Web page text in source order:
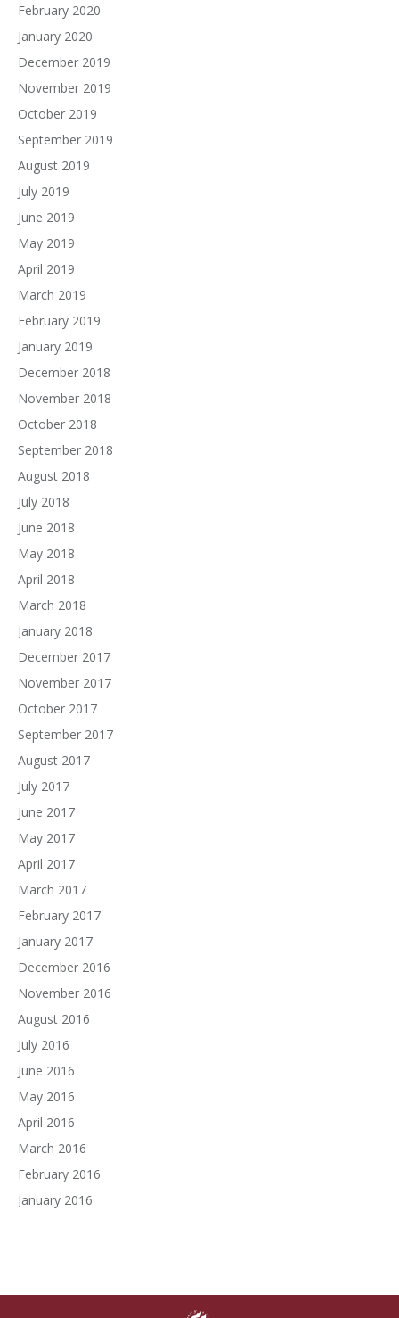
February 2020
January 2020
December 2019
November 2019
October 2019
September 2019
August 2019
July 2019
June 2019
May 2019
April 2019
March 2019
February 2019
January 2019
December 2018
November 2018
October 2018
September 2018
August 2018
July 2018
June 2018
May 2018
April 2018
March 2018
January 2018
December 2017
November 2017
October 2017
September 2017
August 2017
July 2017
June 2017
May 2017
April 2017
March 2017
February 2017
January 2017
December 2016
November 2016
August 2016
July 2016
June 2016
May 2016
April 2016
March 2016
February 2016
January 2016